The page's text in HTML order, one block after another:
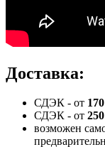
Доставка:
СДЭК - от
СДЭК - от
возможен